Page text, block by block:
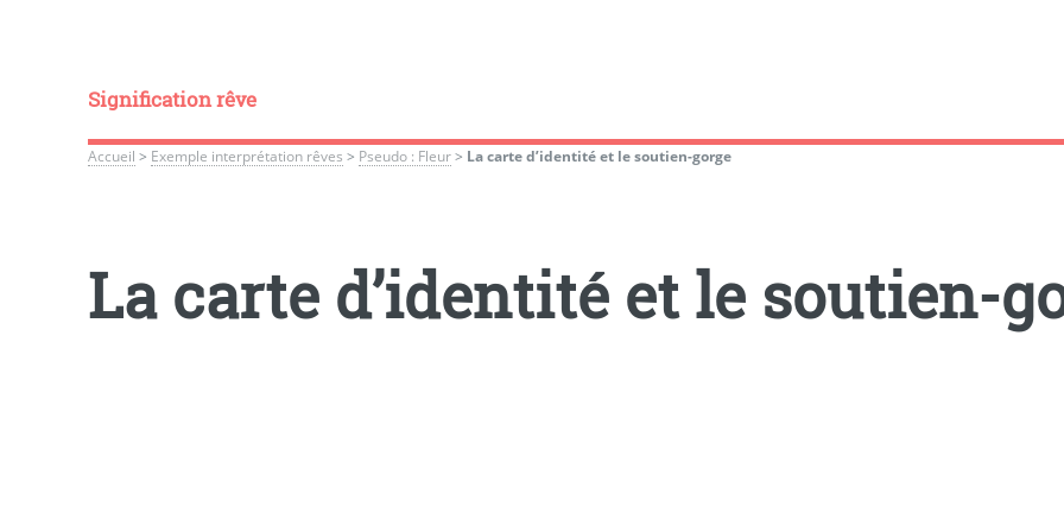
Signification rêve
Accueil > Exemple interprétation rêves > Pseudo : Fleur> La carte d’identité et le soutien-gorge
La carte d’identité et le soutien-